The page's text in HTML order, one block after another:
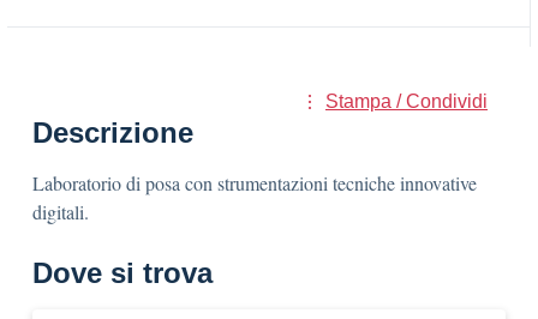
Stampa / Condividi
Descrizione
Laboratorio di posa con strumentazioni tecniche innovative
digitali.
Dove si trova